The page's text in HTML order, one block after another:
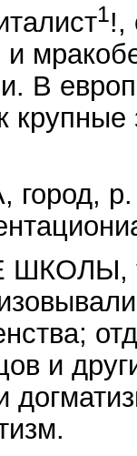
1!,
и
В
крупные
р.
и